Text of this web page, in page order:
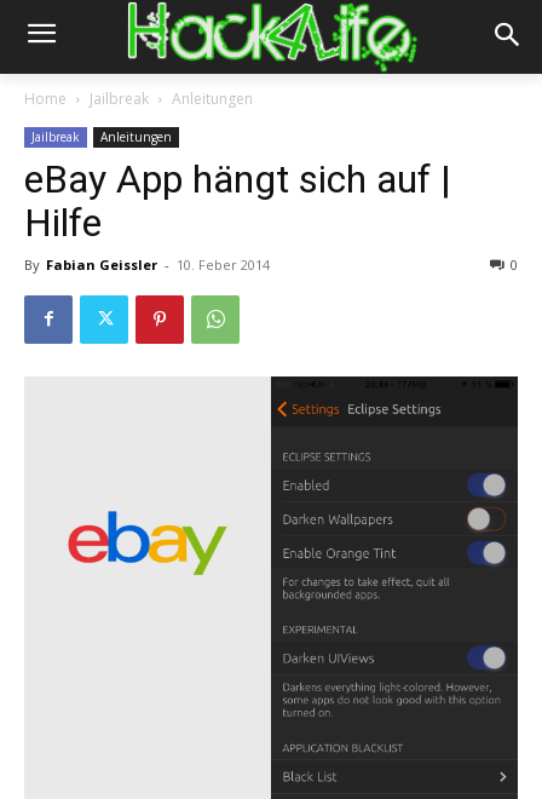
Home Jailbreak Anleitungen
Jailbreak Anleitungen
eBay App hängt sich auf |
Hilfe
By Fabian Geissler - 10. Feber 2014 0